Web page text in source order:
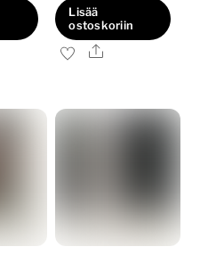
Lisää
ostoskoriin
Ale